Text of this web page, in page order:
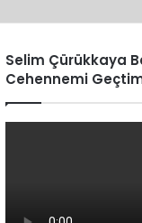
Selim Çürükkaya
Cehennemi